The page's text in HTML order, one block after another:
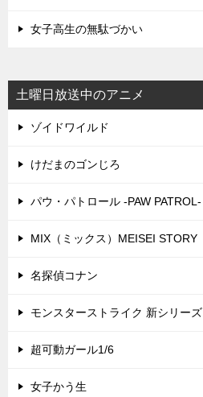
女子高生の無駄づかい
土曜日放送中のアニメ
ゾイドワイルド
けだまのゴンじろ
パウ・パトロール -PAW PATROL-
MIX（ミックス）MEISEI STORY
名探偵コナン
モンスターストライク 新シリーズ
超可動ガール1/6
女子かう生